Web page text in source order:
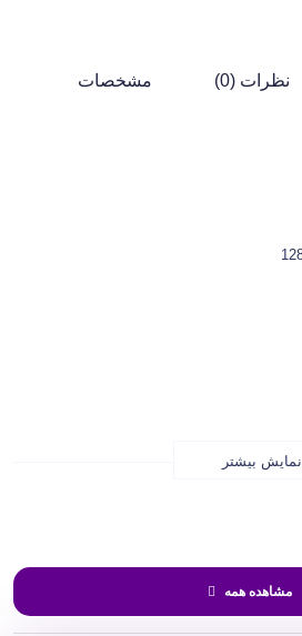
نظرات (0) مشخصات
نمایش بیشتر
مشاهده همه